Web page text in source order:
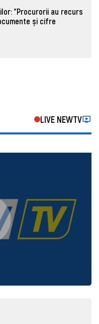
"Procurorii au recurs
și cifre
LIVE NEWTV